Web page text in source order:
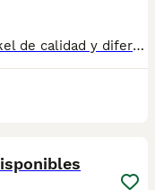
685 679232 Preciosa camada de teckel de calidad y diferentes colores , se entregan totalmente destetados y sus vacunas correspondientes, desparasitados interna y externamente, pasaporte y microchip, , contrato de garantia de salud. preferiblemente recogida en mano pero también podemos entregar en toda España mediante transporte de alta calidad preparado para animales y con posibilidad de pago contra reembolso Llámanos o háblanos por whats app, Teléfono 685 679 232